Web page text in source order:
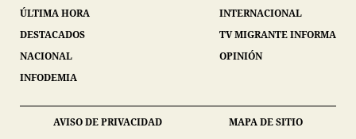
ÚLTIMA HORA
DESTACADOS
NACIONAL
INFODEMIA
INTERNACIONAL
TV MIGRANTE INFORMA
OPINIÓN
AVISO DE PRIVACIDAD MAPA DE SITIO